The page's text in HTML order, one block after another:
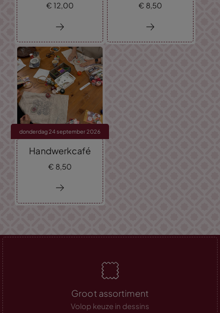
€ 12,00 € 8,50
donderdag 24 september 2026
Handwerkcafé
€ 8,50
Groot assortiment
Volop keuze in dessins